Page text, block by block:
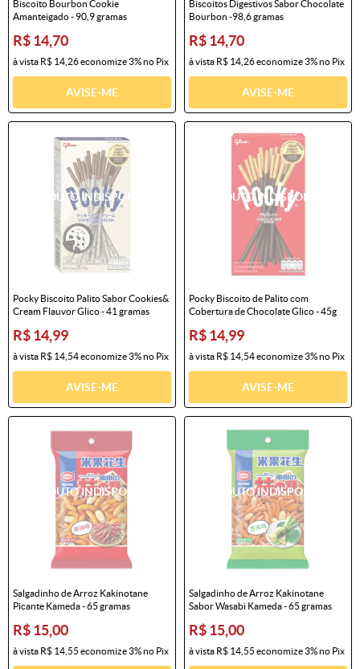
Biscoito Bourbon Cookie
Amanteigado - 90,9 gramas
R$ 14,70
à vista R$ 14,26economize3%no Pix
AVISE-ME
Biscoitos Digestivos Sabor Chocolate
Bourbon -98,6 gramas
R$ 14,70
à vista R$ 14,26economize3%no Pix
AVISE-ME
Pocky Biscoito Palito Sabor Cookies&
Cream Flauvor Glico - 41 gramas
R$ 14,99
à vista R$ 14,54economize3%no Pix
AVISE-ME
Pocky Biscoito de Palito com
Cobertura de Chocolate Glico - 45g
R$ 14,99
à vista R$ 14,54economize3%no Pix
AVISE-ME
Salgadinho de Arroz Kakinotane
Picante Kameda - 65 gramas
R$ 15,00
à vista R$ 14,55 economize3%no Pix
Salgadinho de Arroz Kakinotane
Sabor Wasabi Kameda - 65 gramas
R$ 15,00
à vista R$ 14,55 economize3%no Pix